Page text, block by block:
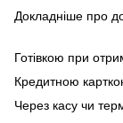
Докладніше про
Готівкою при
Кредитною
Через касу чи